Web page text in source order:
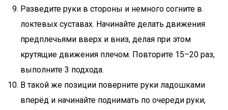
Разведите руки в стороны и немного согните в
локтевых суставах. Начинайте делать движения
предплечьями вверх и вниз, делая при этом
крутящие движения плечом. Повторите 15–20 раз,
выполните 3 подхода.
В такой же позиции поверните руки ладошками
вперёд и начинайте поднимать по очереди руки,